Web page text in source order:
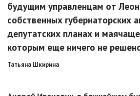
будущим управленцам от
собственных губернаторских
депутатских планах и
которым еще ничего не
Татьяна Шкирина